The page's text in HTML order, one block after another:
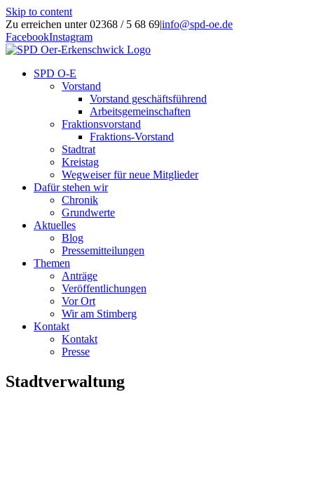
Skip to content
Zu erreichen unter 02368 / 5 68 69|info@spd-oe.de
FacebookInstagram
SPD O-E
Vorstand
Vorstand geschäftsführend
Arbeitsgemeinschaften
Fraktionsvorstand
Fraktions-Vorstand
Stadtrat
Kreistag
Wegweiser für neue Mitglieder
Dafür stehen wir
Chronik
Grundwerte
Aktuelles
Blog
Pressemitteilungen
Themen
Anträge
Veröffentlichungen
Vor Ort
Wir am Stimberg
Kontakt
Kontakt
Presse
Stadtverwaltung